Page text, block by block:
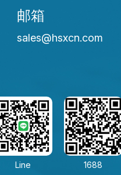
邮箱
sales@hsxcn.com
Line 1688